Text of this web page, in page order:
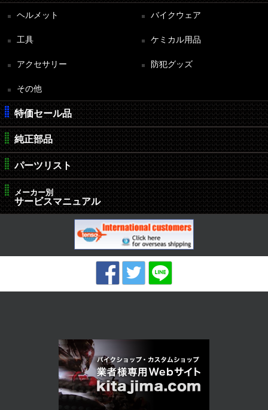
ヘルメット バイクウェア
工具 ケミカル用品
アクセサリー 防犯グッズ
その他
特価セール品
純正部品
パーツリスト
メーカー別
サービスマニュアル